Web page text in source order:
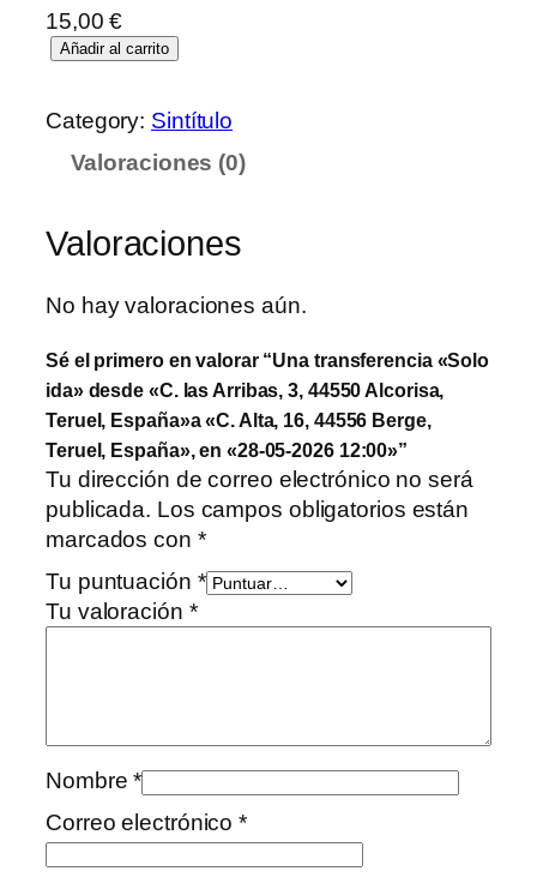
15,00€
Añadir al carrito
Category: Sintítulo
Valoraciones (0)
Valoraciones
No hay valoraciones aún.
Sé el primero en valorar “Una transferencia «Solo
ida» desde «C. las Arribas, 3, 44550 Alcorisa,
Teruel, España»a «C. Alta, 16, 44556 Berge,
Teruel, España», en «28-05-2026 12:00»”
Tu dirección de correo electrónico no será
publicada. Los campos obligatorios están
marcados con *
Tu puntuación *
Tu valoración *
Nombre*
Correo electrónico*